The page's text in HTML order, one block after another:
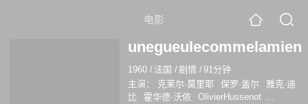
电影
1960 / 法国 /剧情 /91分钟
主演：
克莱尔·莫里耶 保罗·盖尔
雅克·迪
比
霍华德·沃侬
OlivierHussenot